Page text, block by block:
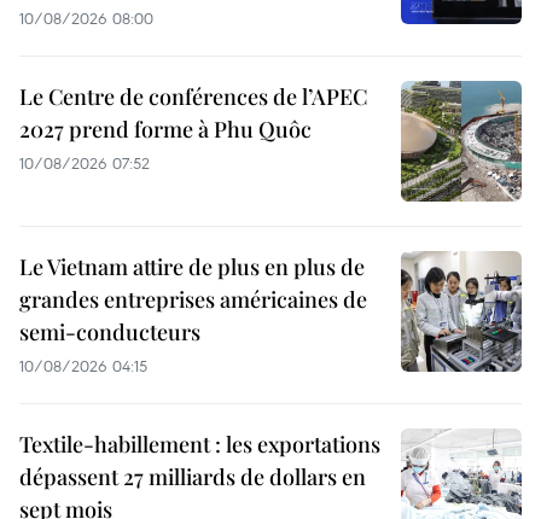
10/08/2026 08:00
Le Centre de conférences de l’APEC
2027 prend forme à Phu Quôc
10/08/2026 07:52
Le Vietnam attire de plus en plus de
grandes entreprises américaines de
semi-conducteurs
10/08/2026 04:15
Textile-habillement : les exportations
dépassent 27 milliards de dollars en
sept mois